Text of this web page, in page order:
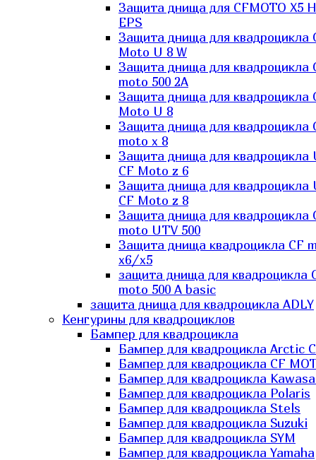
Защита днища для CFMOTO X5
EPS
Защита днища для квадроцикла
Moto U 8 W
Защита днища для квадроцикла
moto 500 2A
Защита днища для квадроцикла
Moto U 8
Защита днища для квадроцикла
moto x 8
Защита днища для квадроцикла
CF Moto z 6
Защита днища для квадроцикла
CF Moto z 8
Защита днища для квадроцикла
moto UTV 500
Защита днища квадроцикла СF
x6/x5
защита днища для квадроцикла
moto 500 A basic
защита днища для квадроцикла ADLY
Кенгурины для квадроциклов
Бампер для квадроцикла
Бампер для квадроцикла Arctic
Бампер для квадроцикла CF
Бампер для квадроцикла
Бампер для квадроцикла Polaris
Бампер для квадроцикла Stels
Бампер для квадроцикла Suzuki
Бампер для квадроцикла SYM
Бампер для квадроцикла Yamaha